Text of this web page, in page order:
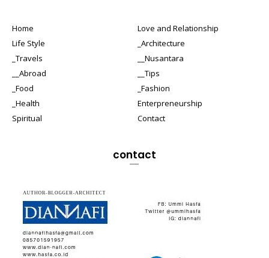
Home
Love and Relationship
Life Style
_Architecture
_Travels
__Nusantara
__Abroad
__Tips
_Food
_Fashion
_Health
Enterpreneurship
Spiritual
Contact
contact